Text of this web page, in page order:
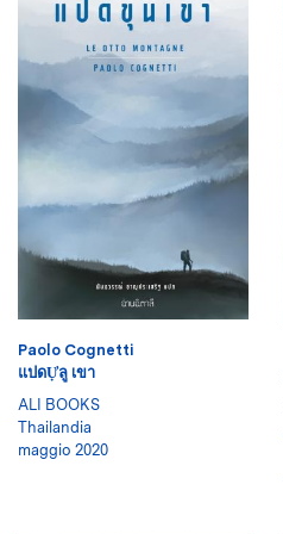
Paolo Cognetti
แปดỰลู เขา
ALI BOOKS
Thailandia
maggio 2020